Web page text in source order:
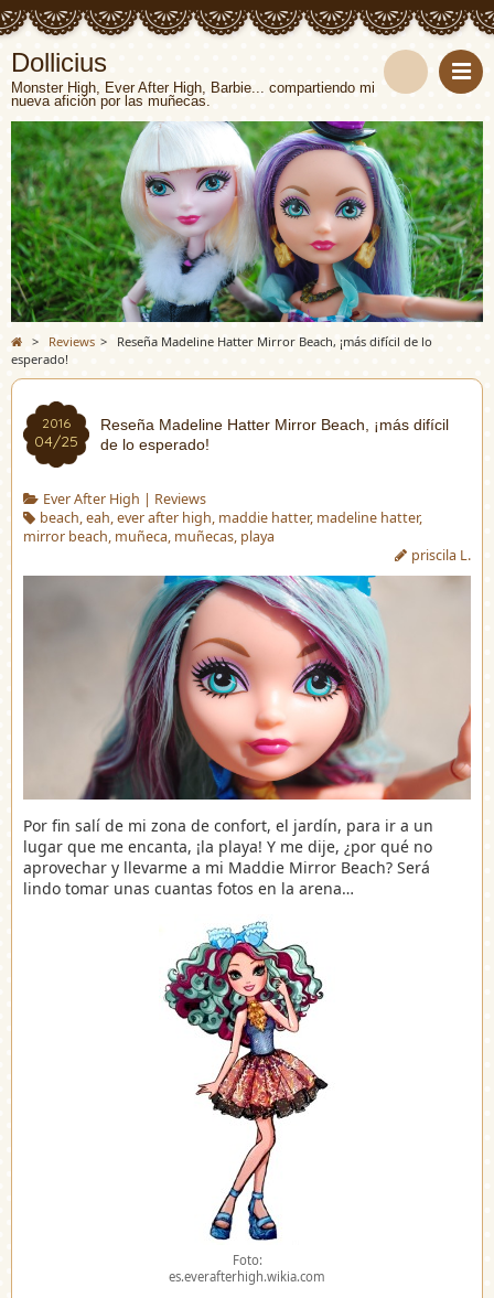
Dollicius
Monster High, Ever After High, Barbie... compartiendo mi
nueva afición por las muñecas.
> Reviews >
Reseña Madeline Hatter Mirror Beach, ¡más difícil de lo
esperado!
2016
04/25
Reseña Madeline Hatter Mirror Beach, ¡más difícil
de lo esperado!
Ever After High | Reviews
beach,eah,ever after high, maddie hatter, madeline hatter,
mirror beach, muñeca, muñecas, playa
priscila L.
Por fin salí de mi zona de confort, el jardín, para ir a un
lugar que me encanta, ¡la playa! Y me dije, ¿por qué no
aprovechar y llevarme a mi Maddie Mirror Beach? Será
lindo tomar unas cuantas fotos en la arena…
Foto:
es.everafterhigh.wikia.com